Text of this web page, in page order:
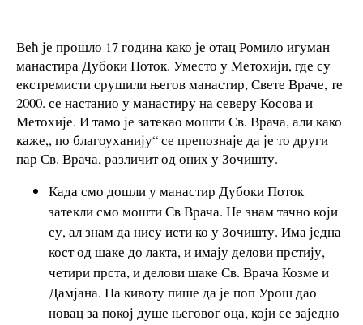
Већ је прошло 17 година како је отац Ромило игуман
манастира Дубоки Поток. Уместо у Метохији, где су
екстремисти срушили његов манастир, Свете Враче, те
2000. се настанио у манастиру на северу Косова и
Метохије. И тамо је затекао мошти Св. Врача, али како
каже,, по благоуханију“ се препознаје да је то други
пар Св. Врача, различит од оних у Зочишту.
Када смо дошли у манастир Дубоки Поток
затекли смо мошти Св Врача. Не знам тачно који
су, ал знам да нису исти ко у Зочишту. Има једна
кост од шаке до лакта, и имају делови прстију,
четири прста, и делови шаке Св. Врача Козме и
Дамјана. На кивоту пише да је поп Урош дао
новац за покој душе његовог оца, који се заједно